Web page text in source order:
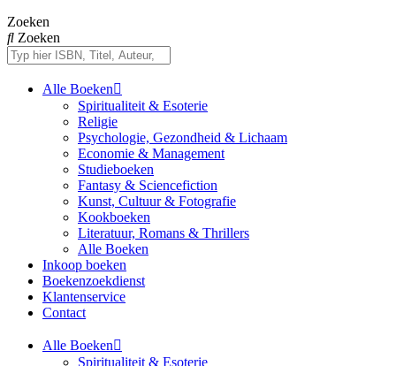
Zoeken
Zoeken
Alle Boeken
Spiritualiteit & Esoterie
Religie
Psychologie, Gezondheid & Lichaam
Economie & Management
Studieboeken
Fantasy & Sciencefiction
Kunst, Cultuur & Fotografie
Kookboeken
Literatuur, Romans & Thrillers
Alle Boeken
Inkoop boeken
Boekenzoekdienst
Klantenservice
Contact
Alle Boeken
Spiritualiteit & Esoterie